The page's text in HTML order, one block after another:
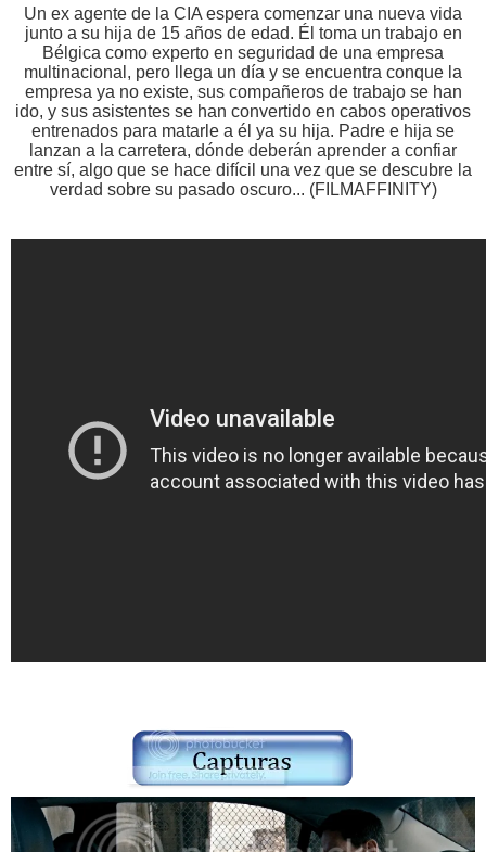
Un ex agente de la CIA espera comenzar una nueva vida
junto a su hija de 15 años de edad. Él toma un trabajo en
Bélgica como experto en seguridad de una empresa
multinacional, pero llega un día y se encuentra conque la
empresa ya no existe, sus compañeros de trabajo se han
ido, y sus asistentes se han convertido en cabos operativos
entrenados para matarle a él ya su hija. Padre e hija se
lanzan a la carretera, dónde deberán aprender a confiar
entre sí, algo que se hace difícil una vez que se descubre la
verdad sobre su pasado oscuro... (FILMAFFINITY)